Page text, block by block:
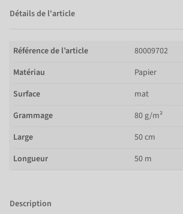
Détails de l'article
Référence de l’article
80009702
Matériau
Papier
Surface
mat
Grammage
80 g/m²
Large
50 cm
Longueur
50 m
Description